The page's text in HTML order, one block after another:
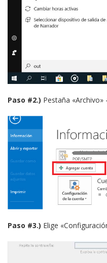
Paso #2.) Pestaña «Archivo»
Paso #3.) Elige